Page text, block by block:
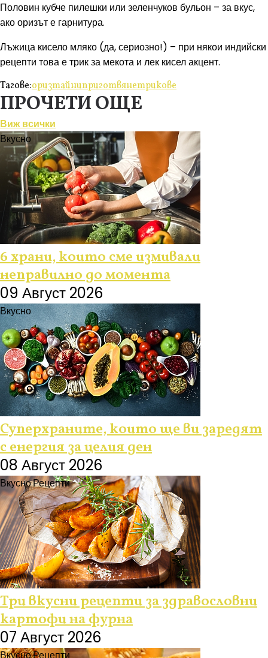
Половин кубче пилешки или зеленчуков бульон – за вкус,
ако оризът е гарнитура.
Лъжица кисело мляко (да, сериозно!) – при някои индийски
рецепти това е трик за мекота и лек кисел акцент.
Тагове:оризтайниприготвянетрикове
ПРОЧЕТИ ОЩЕ
Виж всички
Вкусно
6 храни, които сме измивали
неправилно до момента
09 Август 2026
Вкусно
Суперхраните, които ще ви заредят
с енергия за целия ден
08 Август 2026
ВкусноРецепти
Три вкусни рецепти за здравословни
картофи на фурна
07 Август 2026